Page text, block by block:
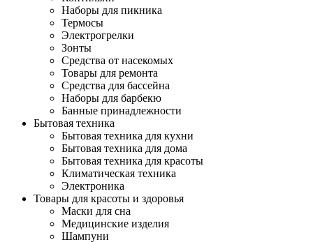
Наборы для пикника
Термосы
Электрогрелки
Зонты
Средства от насекомых
Товары для ремонта
Средства для бассейна
Наборы для барбекю
Банные принадлежности
Бытовая техника
Бытовая техника для кухни
Бытовая техника для дома
Бытовая техника для красоты
Климатическая техника
Электроника
Товары для красоты и здоровья
Маски для сна
Медицинские изделия
Шампуни